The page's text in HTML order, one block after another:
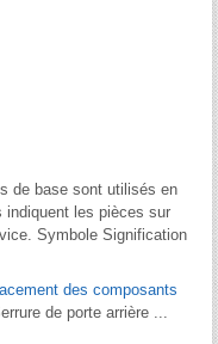
de base sont utilisés en
les pièces sur
Symbole Signification
des composants
de porte arrière ...